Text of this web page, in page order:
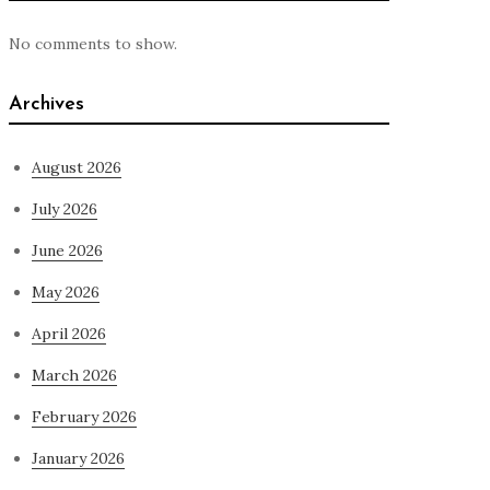
No comments to show.
Archives
August 2026
July 2026
June 2026
May 2026
April 2026
March 2026
February 2026
January 2026